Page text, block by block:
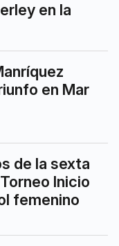
en la
en Mar
de la sexta
Inicio
femenino